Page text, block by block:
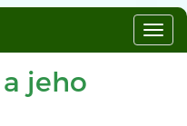
jeho